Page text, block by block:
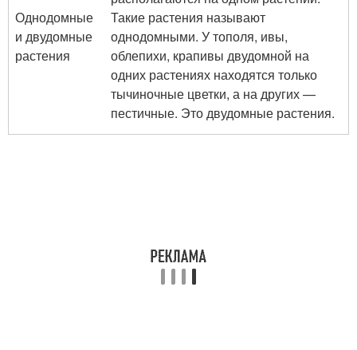
Однодомные
и двудомные
растения
Такие растения называют
однодомными. У тополя, ивы,
облепихи, крапивы двудомной на
одних растениях находятся только
тычиночные цветки, а на других —
пестичные. Это двудомные растения.